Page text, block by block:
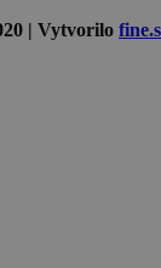
| Vytvorilo